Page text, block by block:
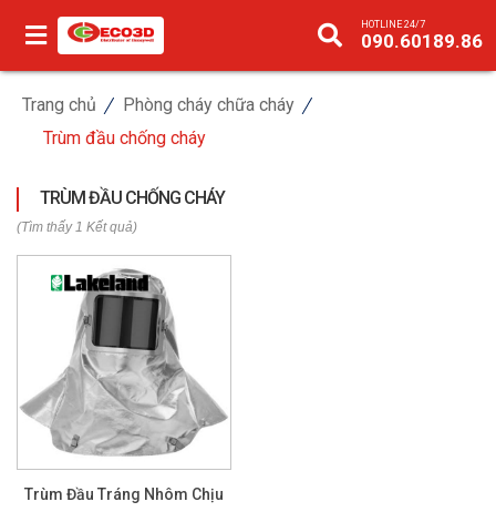
HOTLINE 24/7
090.60189.86
Trang chủ
Phòng cháy chữa cháy
Trùm đầu chống cháy
TRÙM ĐẦU CHỐNG CHÁY
(Tìm thấy 1 Kết quả)
Trùm Đầu Tráng Nhôm Chịu